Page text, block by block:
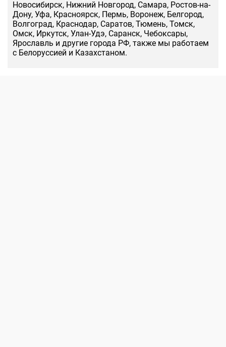
Новосибирск, Нижний Новгород, Самара, Ростов-на-
Дону, Уфа, Красноярск, Пермь, Воронеж, Белгород,
Волгоград, Краснодар, Саратов, Тюмень, Томск,
Омск, Иркутск, Улан-Удэ, Саранск, Чебоксары,
Ярославль и другие города РФ, также мы работаем
с Белоруссией и Казахстаном.